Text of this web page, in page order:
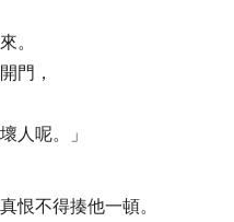
。
門，
人呢。」
恨不得揍他一頓。